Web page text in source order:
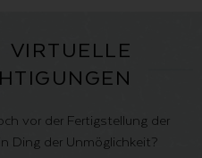
VIRTUELLE
vor der Fertigstellung der
Ding der Unmöglichkeit?